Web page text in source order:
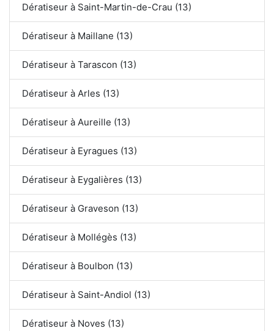
Dératiseur à Saint-Martin-de-Crau (13)
Dératiseur à Maillane (13)
Dératiseur à Tarascon (13)
Dératiseur à Arles (13)
Dératiseur à Aureille (13)
Dératiseur à Eyragues (13)
Dératiseur à Eygalières (13)
Dératiseur à Graveson (13)
Dératiseur à Mollégès (13)
Dératiseur à Boulbon (13)
Dératiseur à Saint-Andiol (13)
Dératiseur à Noves (13)